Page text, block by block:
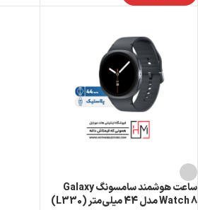
ساعت هوشمند سامسونگ Galaxy
Watch 8 مدل 44 میلی‌متر (L330)